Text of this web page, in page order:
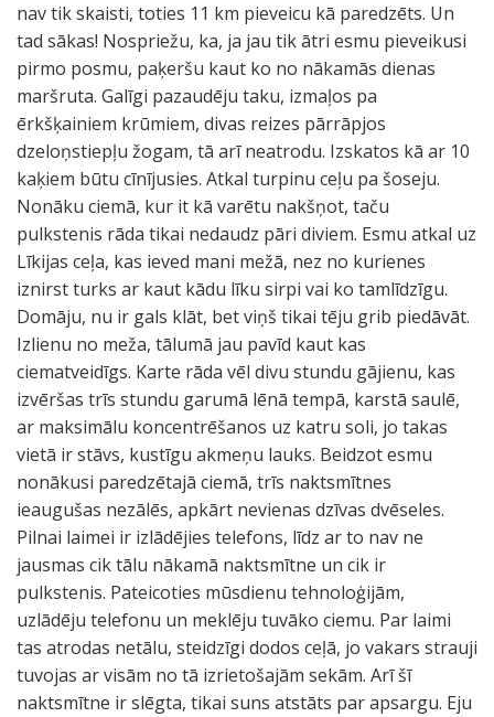
nav tik skaisti, toties 11 km pieveicu kā paredzēts. Un
tad sākas! Nospriežu, ka, ja jau tik ātri esmu pieveikusi
pirmo posmu, paķeršu kaut ko no nākamās dienas
maršruta. Galīgi pazaudēju taku, izmaļos pa
ērkšķainiem krūmiem, divas reizes pārrāpjos
dzeloņstiepļu žogam, tā arī neatrodu. Izskatos kā ar 10
kaķiem būtu cīnījusies. Atkal turpinu ceļu pa šoseju.
Nonāku ciemā, kur it kā varētu nakšņot, taču
pulkstenis rāda tikai nedaudz pāri diviem. Esmu atkal uz
Līkijas ceļa, kas ieved mani mežā, nez no kurienes
iznirst turks ar kaut kādu līku sirpi vai ko tamlīdzīgu.
Domāju, nu ir gals klāt, bet viņš tikai tēju grib piedāvāt.
Izlienu no meža, tālumā jau pavīd kaut kas
ciematveidīgs. Karte rāda vēl divu stundu gājienu, kas
izvēršas trīs stundu garumā lēnā tempā, karstā saulē,
ar maksimālu koncentrēšanos uz katru soli, jo takas
vietā ir stāvs, kustīgu akmeņu lauks. Beidzot esmu
nonākusi paredzētajā ciemā, trīs naktsmītnes
ieaugušas nezālēs, apkārt nevienas dzīvas dvēseles.
Pilnai laimei ir izlādējies telefons, līdz ar to nav ne
jausmas cik tālu nākamā naktsmītne un cik ir
pulkstenis. Pateicoties mūsdienu tehnoloģijām,
uzlādēju telefonu un meklēju tuvāko ciemu. Par laimi
tas atrodas netālu, steidzīgi dodos ceļā, jo vakars strauji
tuvojas ar visām no tā izrietošajām sekām. Arī šī
naktsmītne ir slēgta, tikai suns atstāts par apsargu. Eju